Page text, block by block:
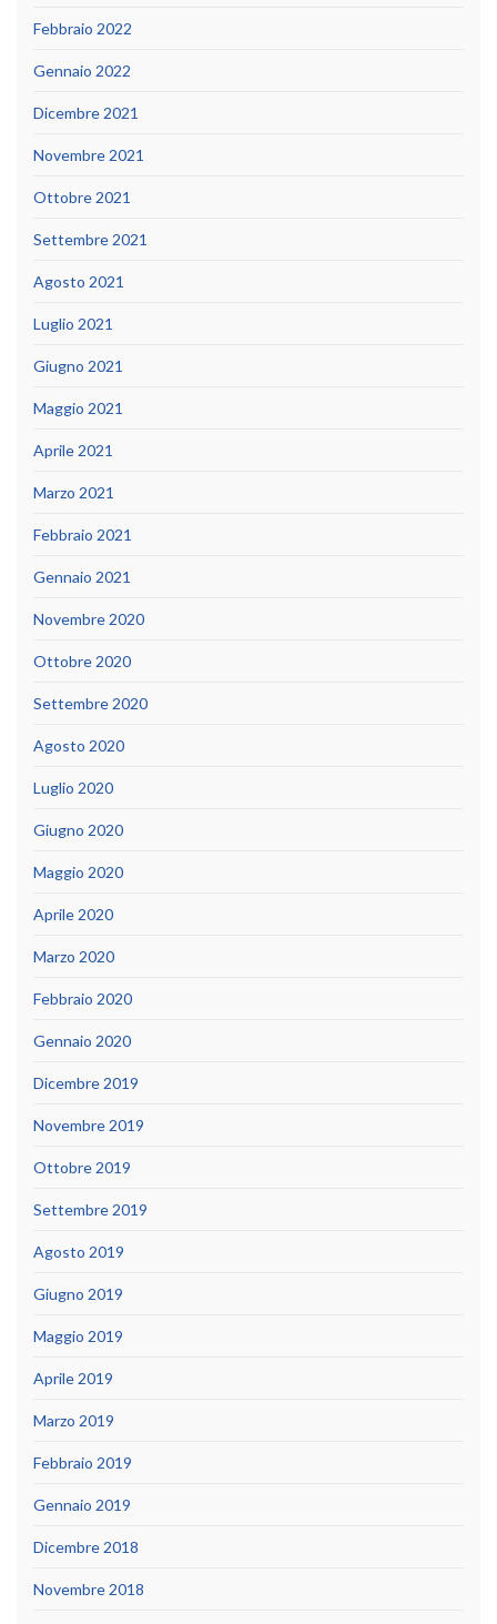
Febbraio 2022
Gennaio 2022
Dicembre 2021
Novembre 2021
Ottobre 2021
Settembre 2021
Agosto 2021
Luglio 2021
Giugno 2021
Maggio 2021
Aprile 2021
Marzo 2021
Febbraio 2021
Gennaio 2021
Novembre 2020
Ottobre 2020
Settembre 2020
Agosto 2020
Luglio 2020
Giugno 2020
Maggio 2020
Aprile 2020
Marzo 2020
Febbraio 2020
Gennaio 2020
Dicembre 2019
Novembre 2019
Ottobre 2019
Settembre 2019
Agosto 2019
Giugno 2019
Maggio 2019
Aprile 2019
Marzo 2019
Febbraio 2019
Gennaio 2019
Dicembre 2018
Novembre 2018